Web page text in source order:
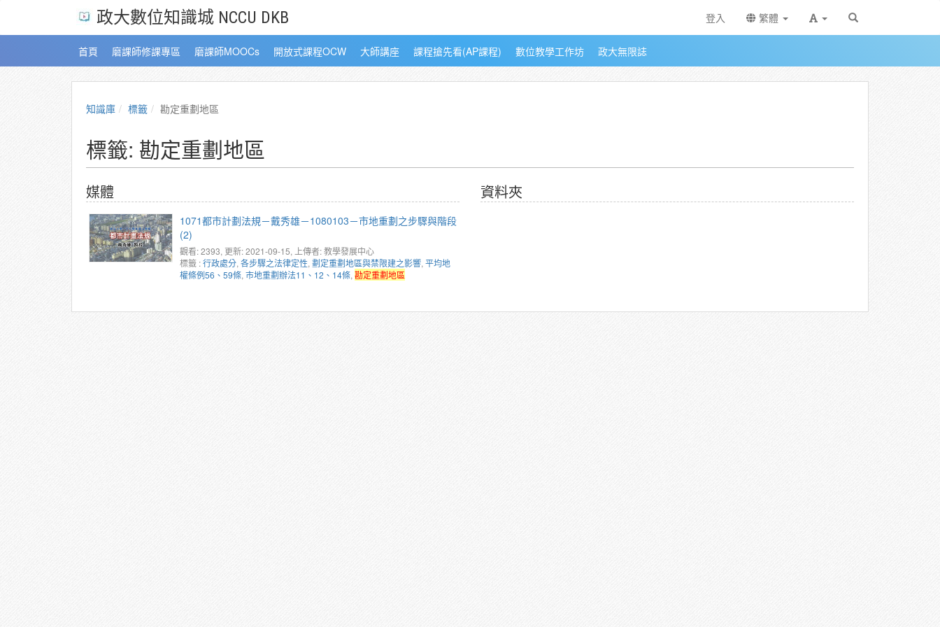
政大數位知識城 NCCU DKB 登入 繁體
首頁 磨課師修課專區 磨課師MOOCs 開放式課程OCW 大師講座 課程搶先看(AP課程) 數位教學工作坊 政大無限誌
知識庫 標籤 勘定重劃地區
標籤: 勘定重劃地區
媒體
1071都市計劃法規－戴秀雄－1080103－市地重劃之步驟與階段
(2)
觀看: 2393, 更新: 2021-09-15, 上傳者: 教學發展中心
標籤 :行政處分, 各步驟之法律定性, 劃定重劃地區與禁限建之影響, 平均地
權條例56、59條, 市地重劃辦法11、12、14條, 勘定重劃地區
資料夾